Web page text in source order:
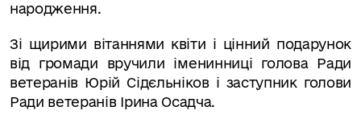
народження.
Зі щирими вітаннями квіти і цінний подарунок
від громади вручили іменинниці голова Ради
ветеранів Юрій Сідєльніков і заступник голови
Ради ветеранів Ірина Осадча.